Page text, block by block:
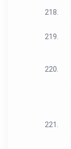
218.
219.
220.
221.